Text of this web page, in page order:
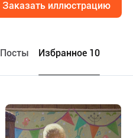
Заказать иллюстрацию
Посты Избранное 10